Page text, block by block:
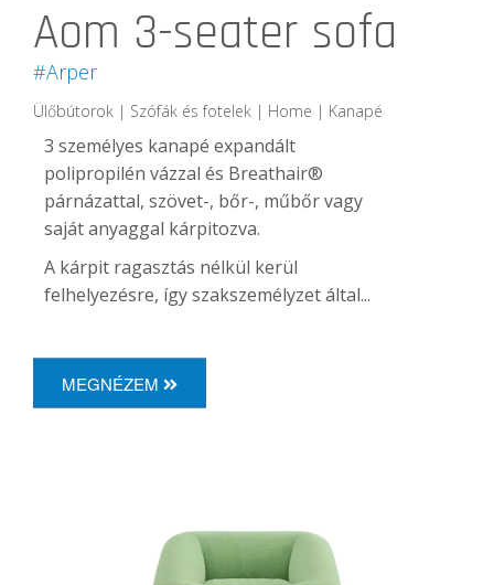
Aom 3-seater sofa
#Arper
Ülőbútorok | Szófák és fotelek | Home | Kanapé
3 személyes kanapé expandált
polipropilén vázzal és Breathair®
párnázattal, szövet-, bőr-, műbőr vagy
saját anyaggal kárpitozva.
A kárpit ragasztás nélkül kerül
felhelyezésre, így szakszemélyzet által...
MEGNÉZEM